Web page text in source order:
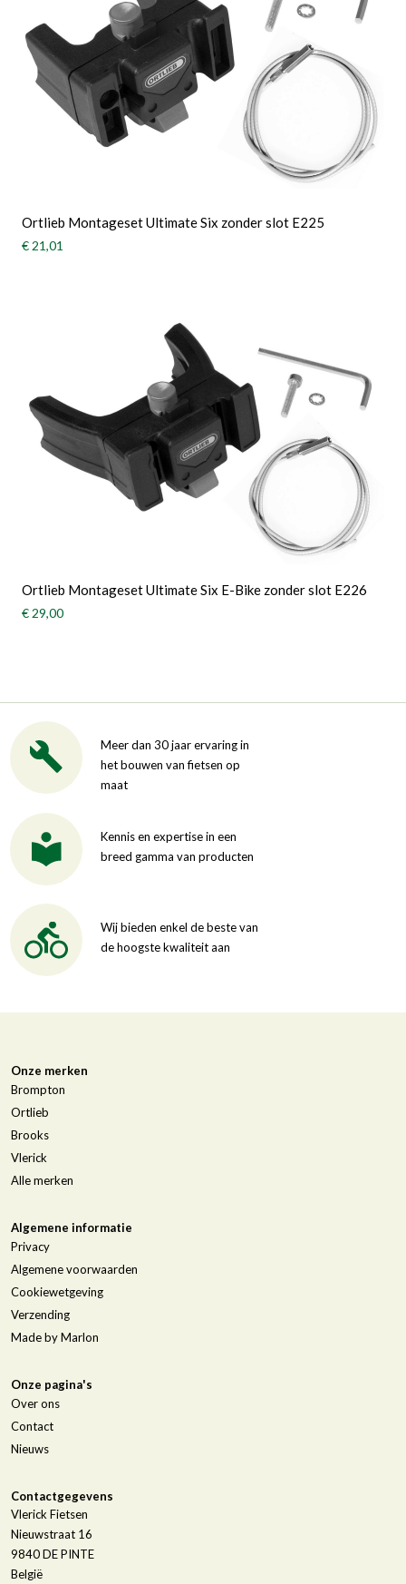
Ortlieb Montageset Ultimate Six zonder slot E225
€ 21,01
Ortlieb Montageset Ultimate Six E-Bike zonder slot E226
€ 29,00
Meer dan 30 jaar ervaring in
het bouwen van fietsen op
maat
Kennis en expertise in een
breed gamma van producten
Wij bieden enkel de beste van
de hoogste kwaliteit aan
Onze merken
Brompton
Ortlieb
Brooks
Vlerick
Alle merken
Algemene informatie
Privacy
Algemene voorwaarden
Cookiewetgeving
Verzending
Made by Marlon
Onze pagina's
Over ons
Contact
Nieuws
Contactgegevens
Vlerick Fietsen
Nieuwstraat 16
9840DE PINTE
België